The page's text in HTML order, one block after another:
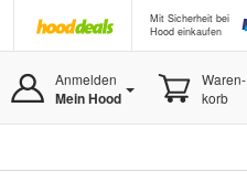
Mit Sicherheit bei
Hood einkaufen
Anmelden
Mein Hood
Waren-
korb